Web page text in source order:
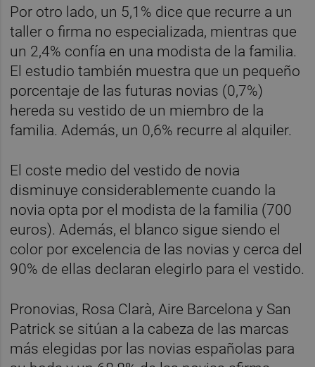
Por otro lado, un 5,1% dice que recurre a un
taller o firma no especializada, mientras que
un 2,4% confía en una modista de la familia.
El estudio también muestra que un pequeño
porcentaje de las futuras novias (0,7%)
hereda su vestido de un miembro de la
familia. Además, un 0,6% recurre al alquiler.
El coste medio del vestido de novia
disminuye considerablemente cuando la
novia opta por el modista de la familia (700
euros). Además, el blanco sigue siendo el
color por excelencia de las novias y cerca del
90% de ellas declaran elegirlo para el vestido.
Pronovias, Rosa Clarà, Aire Barcelona y San
Patrick se sitúan a la cabeza de las marcas
más elegidas por las novias españolas para